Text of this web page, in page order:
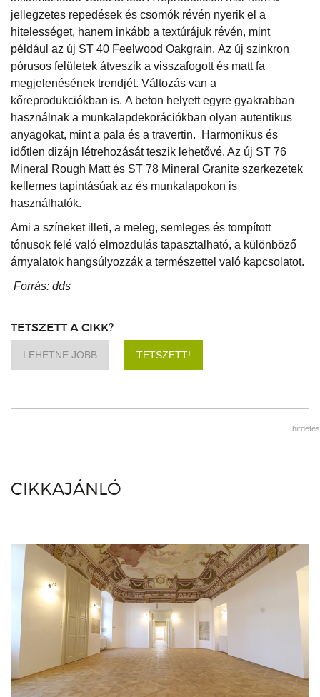
jellegzetes repedések és csomók révén nyerik el a
hitelességet, hanem inkább a textúrájuk révén, mint
például az új ST 40 Feelwood Oakgrain. Az új szinkron
pórusos felületek átveszik a visszafogott és matt fa
megjelenésének trendjét. Változás van a
kőreprodukciókban is. A beton helyett egyre gyakrabban
használnak a munkalapdekorációkban olyan autentikus
anyagokat, mint a pala és a travertin. Harmonikus és
időtlen dizájn létrehozását teszik lehetővé. Az új ST 76
Mineral Rough Matt és ST 78 Mineral Granite szerkezetek
kellemes tapintásúak az és munkalapokon is
használhatók.
Ami a színeket illeti, a meleg, semleges és tompított
tónusok felé való elmozdulás tapasztalható, a különböző
árnyalatok hangsúlyozzák a természettel való kapcsolatot.
Forrás: dds
TETSZETT A CIKK?
LEHETNE JOBB TETSZETT!
hirdetés
CIKKAJÁNLÓ